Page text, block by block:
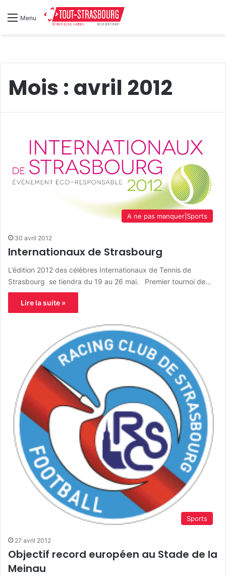
Menu
Mois : avril 2012
A ne pas manquer|Sports
30 avril 2012
Internationaux de Strasbourg
L’édition 2012 des célèbres Internationaux de Tennis de
Strasbourg se tiendra du 19 au 26 mai. Premier tournoi de…
Lire la suite »
Sports
27 avril 2012
Objectif record européen au Stade de la
Meinau